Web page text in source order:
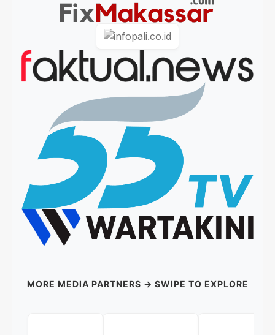
MORE MEDIA PARTNERS → SWIPE TO EXPLORE